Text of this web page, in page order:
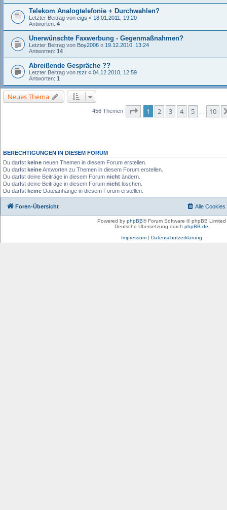
Telekom Analogtelefonie + Durchwahlen?
Letzter Beitrag von eigs « 18.01.2011, 19:20
Antworten: 4
Unerwünschte Faxwerbung - Gegenmaßnahmen?
Letzter Beitrag von Boy2006 « 19.12.2010, 13:24
Antworten: 14
Abreißende Gespräche ??
Letzter Beitrag von tszr « 04.12.2010, 12:59
Antworten: 1
Neues Thema
456 Themen Seite von
1 2 3 4 5 10
BERECHTIGUNGEN IN DIESEM FORUM
Du darfst keine neuen Themen in diesem Forum erstellen.
Du darfst keineAntworten zu Themen in diesem Forum erstellen.
Du darfst deine Beiträge in diesem Forum nicht ändern.
Du darfst deine Beiträge in diesem Forum nicht löschen.
Du darfst keine Dateianhänge in diesem Forum erstellen.
Foren-Übersicht Alle Cookies
Powered by phpBB® Forum Software © phpBB Limited
Deutsche Übersetzung durch phpBB.de
Impressum| Datenschutzerklärung